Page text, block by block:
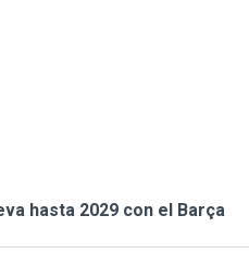
hasta 2029 con el Barça